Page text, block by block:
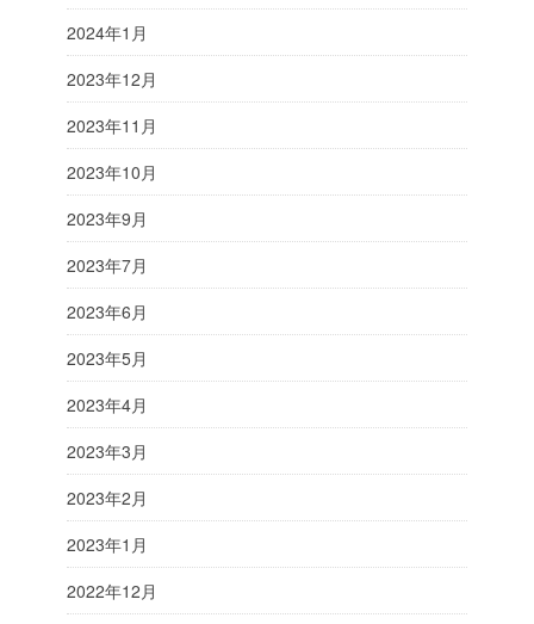
2024年1月
2023年12月
2023年11月
2023年10月
2023年9月
2023年7月
2023年6月
2023年5月
2023年4月
2023年3月
2023年2月
2023年1月
2022年12月